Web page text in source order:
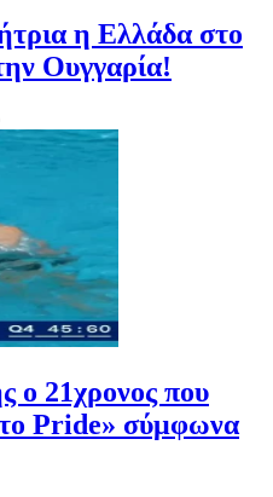
η Ελλάδα στο
Ουγγαρία!
ο 21χρονος που
Pride» σύμφωνα